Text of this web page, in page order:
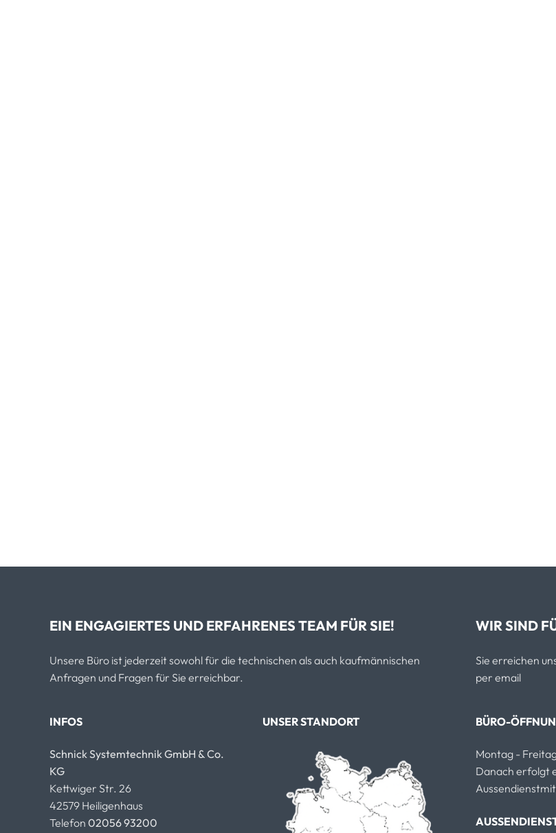
EIN ENGAGIERTES UND ERFAHRENES TEAM FÜR SIE!
Unsere Büro ist jederzeit sowohl für die technischen als auch kaufmännischen
Anfragen und Fragen für Sie erreichbar.
WIR SIND
Sie erreichen
per email
INFOS
Schnick Systemtechnik GmbH & Co.
KG
Kettwiger Str. 26
42579 Heiligenhaus
Telefon 02056 93200
UNSER STANDORT BÜRO-
Montag -
Danach erfolgt